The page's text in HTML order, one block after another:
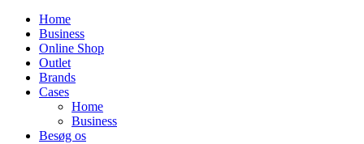
Home
Business
Online Shop
Outlet
Brands
Cases
Home
Business
Besøg os